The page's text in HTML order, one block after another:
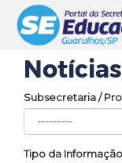
Notícias
Subsecretaria /
Tipo da Informação